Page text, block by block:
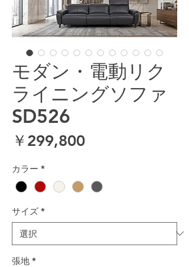
モダン・電動リク
ライニングソファ
SD526
￥299,800価格
カラー *
サイズ *
張地 *